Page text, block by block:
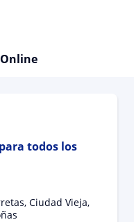
todos los
Ciudad Vieja,